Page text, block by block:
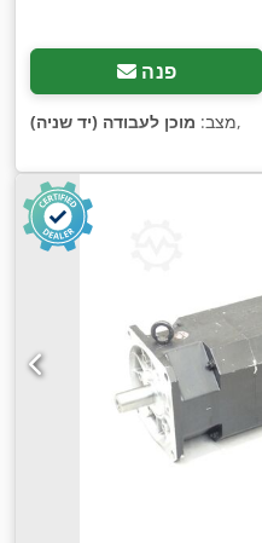
פנה
מצב: מוכן לעבודה (יד שניה) ,